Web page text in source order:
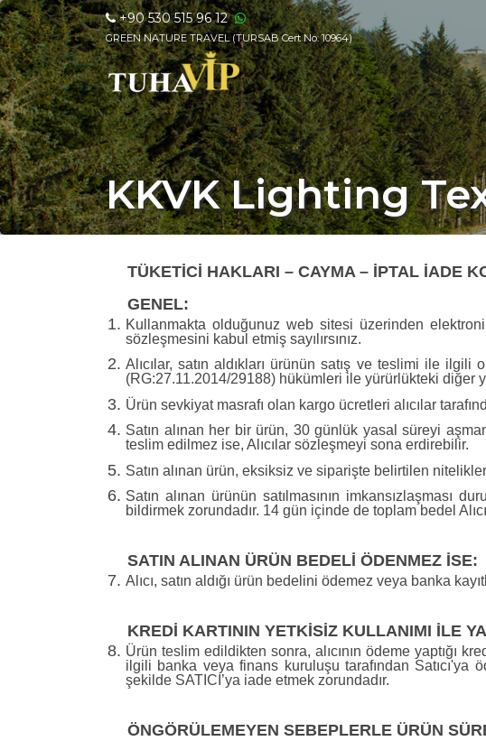
+90 530 515 96 12
GREEN NATURE TRAVEL (TURSAB Cert No: 10964)
KKVK Lighting
TÜKETİCİ HAKLARI – CAYMA – İPTAL İADE
GENEL:
Kullanmakta olduğunuz web sitesi üzerinden
sözleşmesini kabul etmiş sayılırsınız.
Alıcılar, satın aldıkları ürünün satış ve teslimi ile
(RG:27.11.2014/29188) hükümleri ile yürürlükteki diğer
Ürün sevkiyat masrafı olan kargo ücretleri alıcılar
Satın alınan her bir ürün, 30 günlük yasal süreyi
teslim edilmez ise, Alıcılar sözleşmeyi sona erdirebilir.
Satın alınan ürün, eksiksiz ve siparişte belirtilen
Satın alınan ürünün satılmasının imkansızlaşması
bildirmek zorundadır. 14 gün içinde de toplam bedel
SATIN ALINAN ÜRÜN BEDELİ ÖDENMEZ İSE:
Alıcı, satın aldığı ürün bedelini ödemez veya banka
KREDİ KARTININ YETKİSİZ KULLANIMI İLE
Ürün teslim edildikten sonra, alıcının ödeme yaptığı
ilgili banka veya finans kuruluşu tarafından
şekilde SATICI’ya iade etmek zorundadır.
ÖNGÖRÜLEMEYEN SEBEPLERLE ÜRÜN